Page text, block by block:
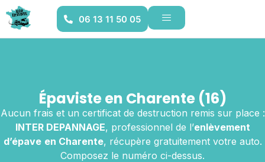
06 13 11 50 05
Épaviste en Charente (16)
Aucun frais et un certificat de destruction remis sur place :
INTER DEPANNAGE, professionnel de l’enlèvement
d’épave en Charente, récupère gratuitement votre auto.
Composez le numéro ci-dessus.